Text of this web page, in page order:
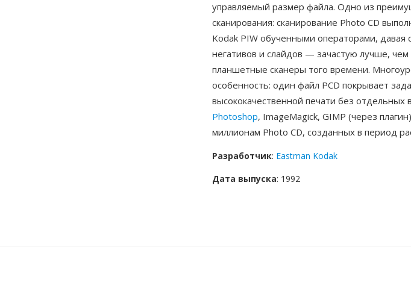
управляемый размер файла. Одно из
сканирования: сканирование Photo CD
Kodak PIW обученными операторами,
негативов и слайдов — зачастую лучше,
планшетные сканеры того времени.
особенность: один файл PCD покрывает
высококачественной печати без отдельных
Photoshop, ImageMagick, GIMP (через
миллионам Photo CD, созданных в период
Разработчик: Eastman Kodak
Дата выпуска: 1992